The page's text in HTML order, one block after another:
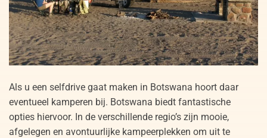
Als u een selfdrive gaat maken in Botswana hoort daar
eventueel kamperen bij. Botswana biedt fantastische
opties hiervoor. In de verschillende regio’s zijn mooie,
afgelegen en avontuurlijke kampeerplekken om uit te